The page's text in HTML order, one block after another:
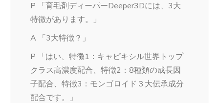
P 「育毛剤ディーパーDeeper3Dには、3大
特徴があります。」
A 「3大特徴？」
P 「はい、特徴1：キャピキシル世界トップ
クラス高濃度配合、特徴2：8種類の成長因
子配合、特徴3：モンゴロイド３大伝承成分
配合です。」